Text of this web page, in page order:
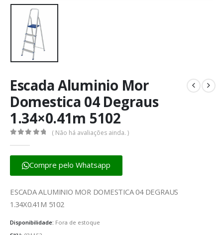
Escada Aluminio Mor
Domestica 04 Degraus
1.34×0.41m 5102
( Não há avaliações ainda. )
Compre pelo Whatsapp
ESCADA ALUMINIO MOR DOMESTICA 04 DEGRAUS
1.34X0.41M 5102
Disponibilidade: Fora de estoque